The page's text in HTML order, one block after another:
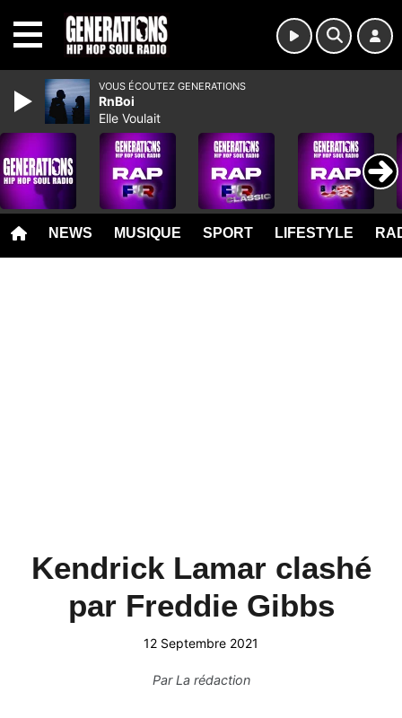
NEWS MUSIQUE SPORT LIFESTYLE
Kendrick Lamar clashé
par Freddie Gibbs
12 Septembre 2021
ParLa rédaction
VOUS ÉCOUTEZ GENERATIONS
RnBoi
Elle Voulait